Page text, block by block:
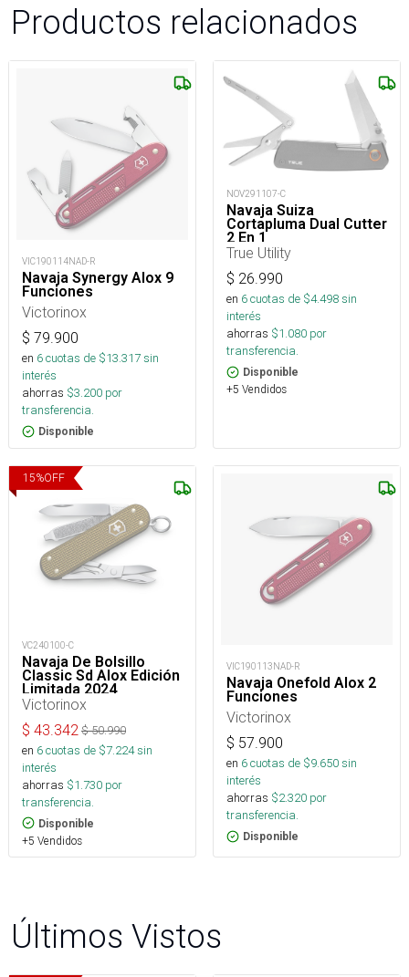
Productos relacionados
VIC190114NAD-R
Navaja Synergy Alox 9
Funciones
Victorinox
$ 79.900
en 6cuotas de $13.317sin
interés
ahorras $3.200 por
transferencia.
Disponible
NOV291107-C
Navaja Suiza
Cortapluma Dual Cutter
2 En 1
True Utility
$ 26.990
en 6cuotas de $4.498sin
interés
ahorras $1.080 por
transferencia.
Disponible
+5 Vendidos
15%OFF
VC240100-C
Navaja De Bolsillo
Classic Sd Alox Edición
Limitada 2024
Victorinox
$ 43.342 $50.990
en 6cuotas de $7.224sin
interés
ahorras $1.730 por
transferencia.
Disponible
+5 Vendidos
VIC190113NAD-R
Navaja Onefold Alox 2
Funciones
Victorinox
$ 57.900
en 6cuotas de $9.650sin
interés
ahorras $2.320 por
transferencia.
Disponible
Últimos Vistos